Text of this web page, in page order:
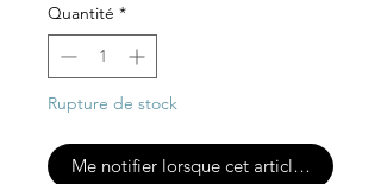
Quantité *
Rupture de stock
Me notifier lorsque cet article est